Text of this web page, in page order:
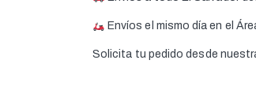
Envíos el mismo día en el
Solicita tu pedido desde